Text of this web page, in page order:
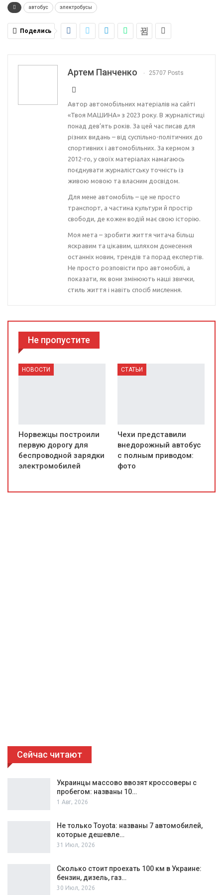
автобус электробусы
Поделись
Артем Панченко 25707 Posts
Автор автомобільних матеріалів на сайті
«Твоя МАШИНА» з 2023 року. В журналістиці
понад дев’ять років. За цей час писав для
різних видань – від суспільно-політичних до
спортивних і автомобільних. За кермом з
2012-го, у своїх матеріалах намагаюсь
поєднувати журналістську точність із
живою мовою та власним досвідом.
Для мене автомобіль – це не просто
транспорт, а частина культури й простір
свободи, де кожен водій має свою історію.
Моя мета – зробити життя читача більш
яскравим та цікавим, шляхом донесення
останніх новин, трендів та порад експертів.
Не просто розповісти про автомобілі, а
показати, як вони змінюють наші звички,
стиль життя і навіть спосіб мислення.
Не пропустите
НОВОСТИ
Норвежцы построили
первую дорогу для
беспроводной зарядки
электромобилей
СТАТЬИ
Чехи представили
внедорожный автобус
с полным приводом:
фото
Сейчас читают
Украинцы массово ввозят кроссоверы с
пробегом: названы 10…
1 Авг, 2026
Не только Toyota: названы 7 автомобилей,
которые дешевле…
31 Июл, 2026
Сколько стоит проехать 100 км в Украине:
бензин, дизель, газ…
30 Июл, 2026